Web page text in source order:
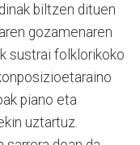
biltzen dituen
gozamenaren
sustrai folklorikoko
piano eta
uztartuz.